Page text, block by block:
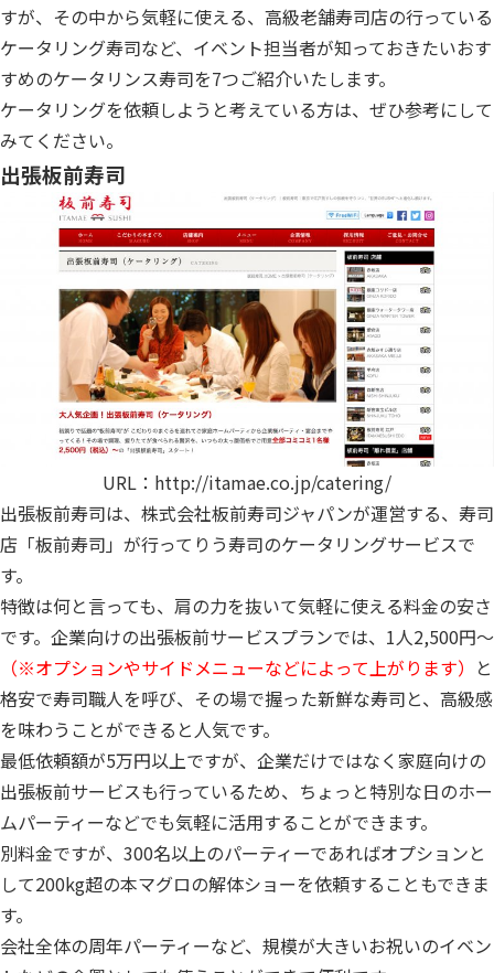
すが、その中から気軽に使える、高級老舗寿司店の行っている
ケータリング寿司など、イベント担当者が知っておきたいおす
すめのケータリンス寿司を7つご紹介いたします。
ケータリングを依頼しようと考えている方は、ぜひ参考にして
みてください。
出張板前寿司
URL： http://itamae.co.jp/catering/
出張板前寿司は、株式会社板前寿司ジャパンが運営する、寿司
店「板前寿司」が行ってりう寿司のケータリングサービスで
す。
特徴は何と言っても、肩の力を抜いて気軽に使える料金の安さ
です。企業向けの出張板前サービスプランでは、1人2,500円〜
（※オプションやサイドメニューなどによって上がります） と
格安で寿司職人を呼び、その場で握った新鮮な寿司と、高級感
を味わうことができると人気です。
最低依頼額が5万円以上ですが、企業だけではなく家庭向けの
出張板前サービスも行っているため、ちょっと特別な日のホー
ムパーティーなどでも気軽に活用することができます。
別料金ですが、300名以上のパーティーであればオプションと
して200kg超の本マグロの解体ショーを依頼することもできま
す。
会社全体の周年パーティーなど、規模が大きいお祝いのイベン